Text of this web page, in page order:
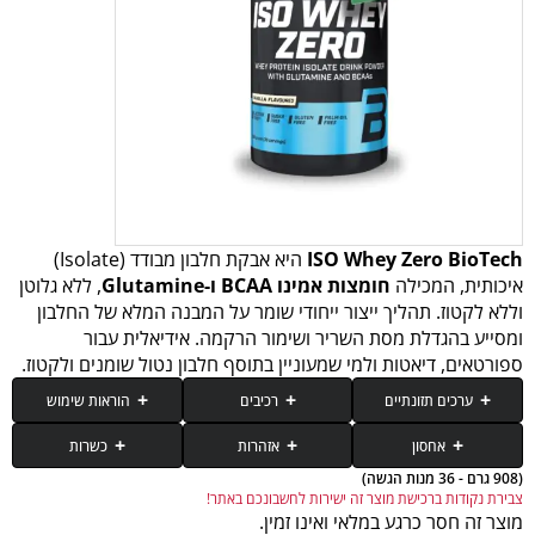
ISO Whey Zero BioTech
היא אבקת חלבון מבודד (Isolate)
איכותית, המכילה חומצות אמינו BCAA ו-Glutamine
, ללא גלוטן
וללא לקטוז. תהליך ייצור ייחודי שומר על המבנה המלא של החלבון
ומסייע בהגדלת מסת השריר ושימור הרקמה. אידיאלית עבור
ספורטאים, דיאטות ולמי שמעוניין בתוסף חלבון נטול שומנים ולקטוז.
ערכים תזונתיים רכיבים הוראות שימוש
אחסון אזהרות כשרות
רכיב
25 גרם (מנת הגשה)
אנרגיה (קלוריות)
איזולט חלבון מי גבינה (חלב) {איזולט חלבון מי גבינה (חלב), מתחלבים [לציטינים
(סויה)]} 87%, L-גלוטמין 5.5%, חומרי טעם, קרימר [שומן קוקוס מוקשה חלקית,
יש לערבב מנת הגשה כף גדושה (25 גרם) ב-250 מ׳׳ל מים או כל משקה אהוב אחר
ולשתות פעם עד פעמיים ביום.
לשמור במקום קריר ויבש, להימנע מחשיפה לשמש.
יש להרחיק מהישג ידם של ילדים. נשים בהריון, נשים מניקות, אנשים הנוטלים
תרופות מרשם וילדים יש להיוועץ ברופא.
כשר חלבי - לאוכלי אבקת חלב נוכרי בהשגחת משולש K.
חלק מהטעמים אינם מכילים כשרות יש לבדוק לפני הזמנת המוצר.
(908 גרם - 36 מנות הגשה)
צבירת נקודות ברכישת מוצר זה ישירות לחשבונכם באתר!
מוצר זה חסר כרגע במלאי ואינו זמין.